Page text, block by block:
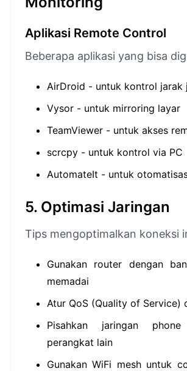
Aplikasi Remote Control
Beberapa aplikasi yang bisa
AirDroid - untuk kontrol jarak
Vysor - untuk mirroring layar
TeamViewer - untuk akses
scrcpy - untuk kontrol via PC
AutomateIt - untuk
5. Optimasi Jaringan
Tips mengoptimalkan koneksi
Gunakan router dengan
memadai
Atur QoS (Quality of Service)
Pisahkan jaringan
perangkat lain
Gunakan WiFi mesh untuk